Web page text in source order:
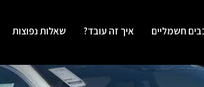
חשמליים איך זה עובד? שאלות נפוצות